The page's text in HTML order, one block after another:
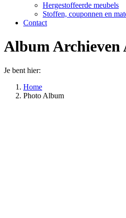
Hergestoffeerde meubels
Stoffen, couponnen en
Contact
Album Archieven
Je bent hier:
Home
Photo Album